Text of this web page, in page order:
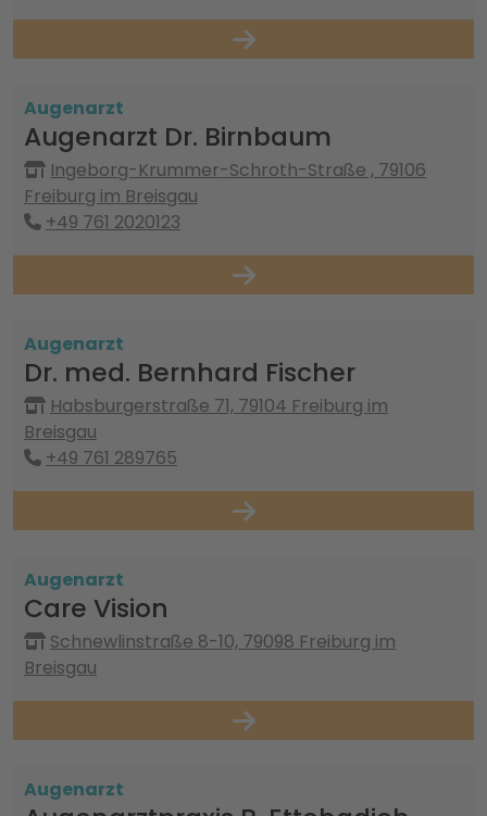
Augenarzt
Augenarzt Dr. Birnbaum
Ingeborg-Krummer-Schroth-Straße , 79106
Freiburg im Breisgau
+49 761 2020123
Augenarzt
Dr. med. Bernhard Fischer
Habsburgerstraße 71, 79104 Freiburg im
Breisgau
+49 761 289765
Augenarzt
Care Vision
Schnewlinstraße 8-10, 79098 Freiburg im
Breisgau
Augenarzt